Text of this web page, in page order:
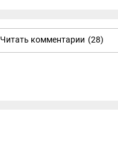
Читать комментарии (28)